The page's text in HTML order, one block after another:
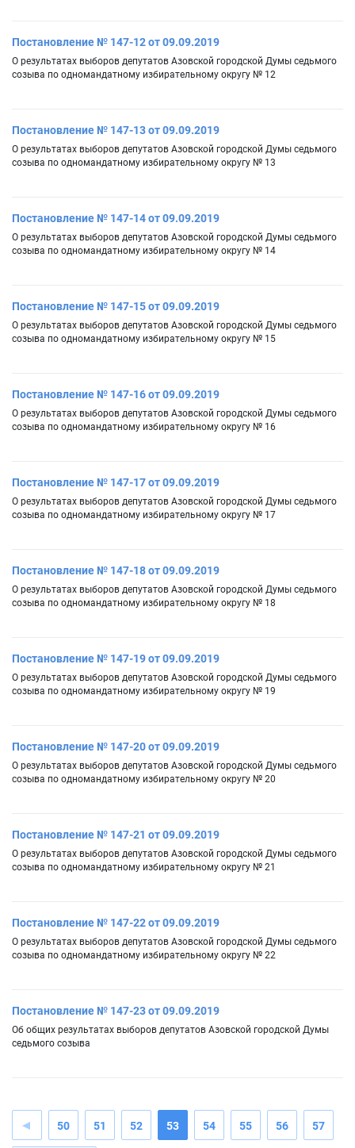
Постановление № 147-12 от 09.09.2019
О результатах выборов депутатов Азовской городской Думы седьмого
созыва по одномандатному избирательному округу № 12
Постановление № 147-13 от 09.09.2019
О результатах выборов депутатов Азовской городской Думы седьмого
созыва по одномандатному избирательному округу № 13
Постановление № 147-14 от 09.09.2019
О результатах выборов депутатов Азовской городской Думы седьмого
созыва по одномандатному избирательному округу № 14
Постановление № 147-15 от 09.09.2019
О результатах выборов депутатов Азовской городской Думы седьмого
созыва по одномандатному избирательному округу № 15
Постановление № 147-16 от 09.09.2019
О результатах выборов депутатов Азовской городской Думы седьмого
созыва по одномандатному избирательному округу № 16
Постановление № 147-17 от 09.09.2019
О результатах выборов депутатов Азовской городской Думы седьмого
созыва по одномандатному избирательному округу № 17
Постановление № 147-18 от 09.09.2019
О результатах выборов депутатов Азовской городской Думы седьмого
созыва по одномандатному избирательному округу № 18
Постановление № 147-19 от 09.09.2019
О результатах выборов депутатов Азовской городской Думы седьмого
созыва по одномандатному избирательному округу № 19
Постановление № 147-20 от 09.09.2019
О результатах выборов депутатов Азовской городской Думы седьмого
созыва по одномандатному избирательному округу № 20
Постановление № 147-21 от 09.09.2019
О результатах выборов депутатов Азовской городской Думы седьмого
созыва по одномандатному избирательному округу № 21
Постановление № 147-22 от 09.09.2019
О результатах выборов депутатов Азовской городской Думы седьмого
созыва по одномандатному избирательному округу № 22
Постановление № 147-23 от 09.09.2019
Об общих результатах выборов депутатов Азовской городской Думы
седьмого созыва
50 51 52 53 54 55 56 57